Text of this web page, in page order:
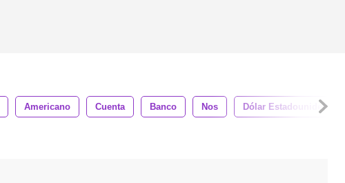
Americano Cuenta Banco Nos Dólar Estadounidense